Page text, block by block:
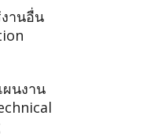
านอื่น
นงาน